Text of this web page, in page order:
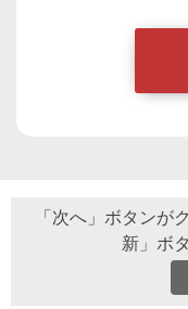
「次へ」ボタンが
新」ボ